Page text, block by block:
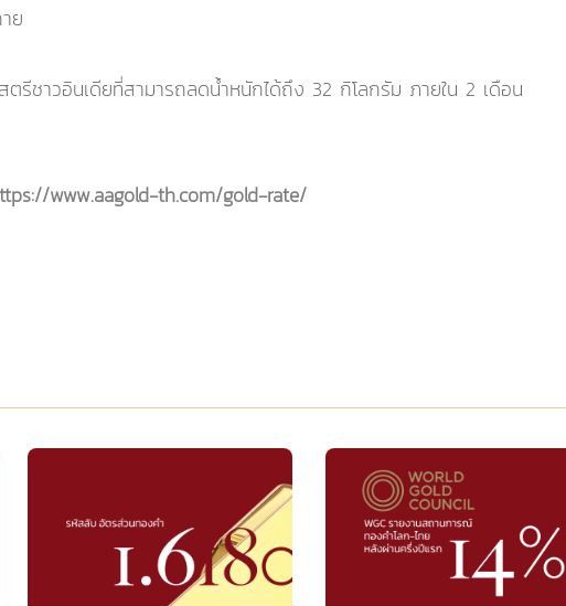
ย
รีชาวอินเดียที่สามารถลดน้ำหนักได้ถึง 32 กิโลกรัม ภายใน 2 เดือน
www.aagold-th.com/gold-rate/